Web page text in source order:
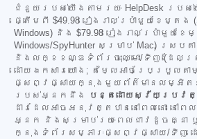
ជំនួយរបស់យើងតាមរយៈ HelpDesk របស់
ផ្តើមពី $49.98 រៀងរាល់ប្រាំមួយខែម្តង
Windows) និង $79.98 រៀងរាល់ប្រាំមួយខែម្
Windows/SpyHunter សម្រាប់ Mac) ស្រ
និងលក្ខខណ្ឌទំព័រចុះឈ្មោះ/ទិញ (ដែលត្
ដោយឯកសារយោង; តម្លៃអាចប្រែប្រួលតា
ផ្សព្វផ្សាយក្នុងមួយព័ត៌មានលម្អិត
របស់អ្នកនឹង
បន្តដោយស្វ័យប្រវ
ដារដែលអាចអនុវត្តបាននៅពេលនោះ នៅ
អ្នក និងសម្រាប់រយៈពេលជាវដូចគ្នា
ក្នុងទំព័រសម្ភារៈផ្សព្វផ្សាយ/ទិញ ដ